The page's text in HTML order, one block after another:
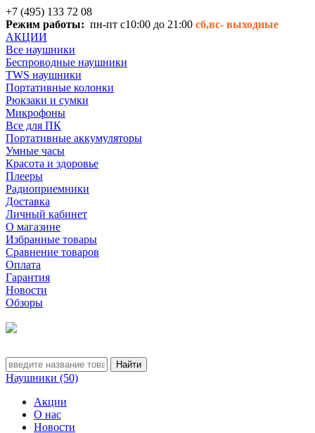
+7 (495) 133 72 08
Режим работы: пн-пт с10:00 до 21:00 сб,вс- выходные
АКЦИИ
Все наушники
Беспроводные наушники
TWS наушники
Портативные колонки
Рюкзаки и сумки
Микрофоны
Все для ПК
Портативные аккумуляторы
Умные часы
Красота и здоровье
Плееры
Радиоприемники
Доставка
Личный кабинет
О магазине
Избранные товары
Сравнение товаров
Оплата
Гарантия
Новости
Обзоры
Наушники (50)
Акции
О нас
Новости